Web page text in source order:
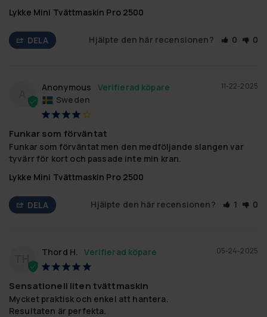
Lykke Mini Tvättmaskin Pro 2500
DELA Hjälpte den här recensionen? 0 0
11-22-2025
Anonymous
Sweden
Funkar som förväntat
Funkar som förväntat men den medföljande slangen var
tyvärr för kort och passade inte min kran.
Lykke Mini Tvättmaskin Pro 2500
DELA Hjälpte den här recensionen? 1 0
TH
05-24-2025
Thord H.
Sensationell liten tvättmaskin
Mycket praktisk och enkel att hantera.
Resultaten är perfekta.